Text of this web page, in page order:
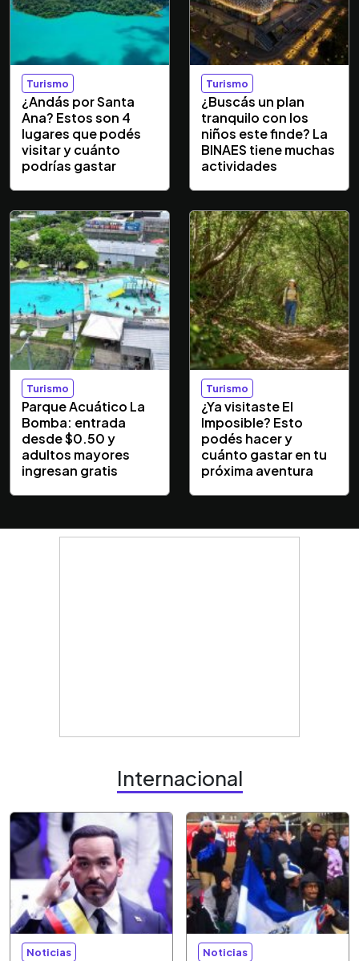
Turismo
¿Andás por Santa
Ana? Estos son 4
lugares que podés
visitar y cuánto
podrías gastar
Turismo
¿Buscás un plan
tranquilo con los
niños este finde? La
BINAES tiene muchas
actividades
Turismo
Parque Acuático La
Bomba: entrada
desde $0.50 y
adultos mayores
ingresan gratis
Turismo
¿Ya visitaste El
Imposible? Esto
podés hacer y
cuánto gastar en tu
próxima aventura
Internacional
Noticias Noticias